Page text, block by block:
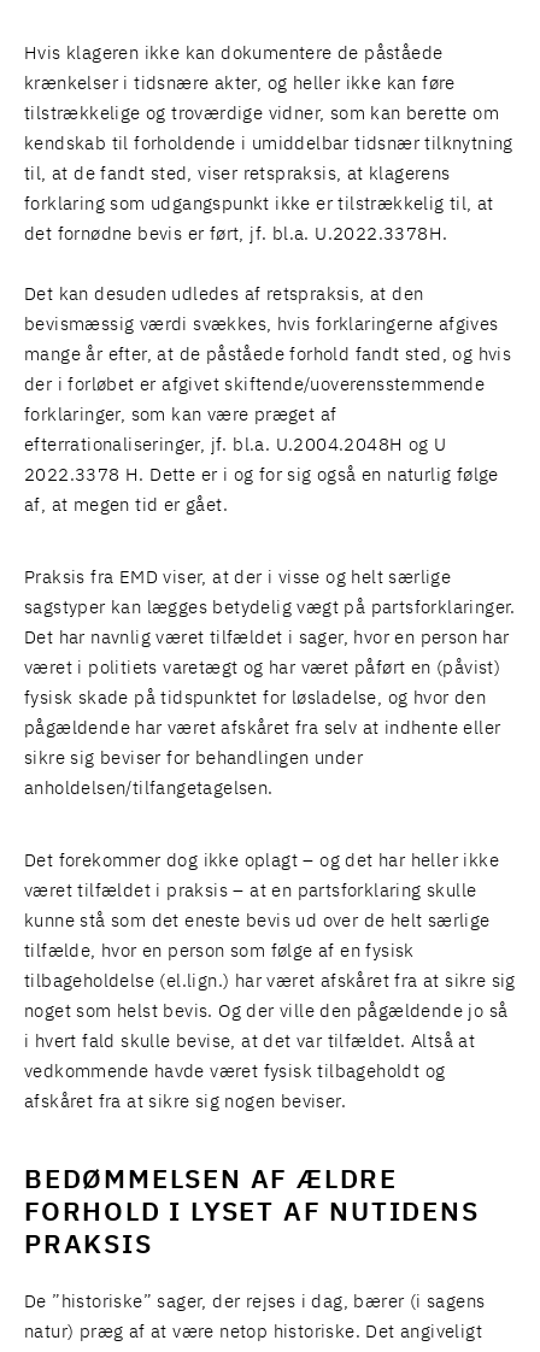
Hvis klageren ikke kan dokumentere de påståede
krænkelser i tidsnære akter, og heller ikke kan føre
tilstrækkelige og troværdige vidner, som kan berette om
kendskab til forholdende i umiddelbar tidsnær tilknytning
til, at de fandt sted, viser retspraksis, at klagerens
forklaring som udgangspunkt ikke er tilstrækkelig til, at
det fornødne bevis er ført, jf. bl.a. U.2022.3378H.
Det kan desuden udledes af retspraksis, at den
bevismæssig værdi svækkes, hvis forklaringerne afgives
mange år efter, at de påståede forhold fandt sted, og hvis
der i forløbet er afgivet skiftende/uoverensstemmende
forklaringer, som kan være præget af
efterrationaliseringer, jf. bl.a. U.2004.2048H og U
2022.3378 H. Dette er i og for sig også en naturlig følge
af, at megen tid er gået.
Praksis fra EMD viser, at der i visse og helt særlige
sagstyper kan lægges betydelig vægt på partsforklaringer.
Det har navnlig været tilfældet i sager, hvor en person har
været i politiets varetægt og har været påført en (påvist)
fysisk skade på tidspunktet for løsladelse, og hvor den
pågældende har været afskåret fra selv at indhente eller
sikre sig beviser for behandlingen under
anholdelsen/tilfangetagelsen.
Det forekommer dog ikke oplagt – og det har heller ikke
været tilfældet i praksis – at en partsforklaring skulle
kunne stå som det eneste bevis ud over de helt særlige
tilfælde, hvor en person som følge af en fysisk
tilbageholdelse (el.lign.) har været afskåret fra at sikre sig
noget som helst bevis. Og der ville den pågældende jo så
i hvert fald skulle bevise, at det var tilfældet. Altså at
vedkommende havde været fysisk tilbageholdt og
afskåret fra at sikre sig nogen beviser.
BEDØMMELSEN AF ÆLDRE
FORHOLD I LYSET AF NUTIDENS
PRAKSIS
De ”historiske” sager, der rejses i dag, bærer (i sagens
natur) præg af at være netop historiske. Det angiveligt